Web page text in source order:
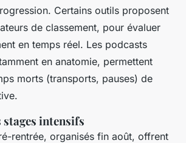
Certains outils proposent
de classement, pour évaluer
en temps réel. Les podcasts
en anatomie, permettent
morts (transports, pauses) de
stages intensifs
rentrée, organisés fin août, offrent